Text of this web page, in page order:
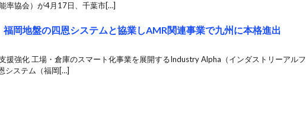
率協会）が4月17日、千葉市[…]
岡地盤の四恩システムと協業しAMR関連事業で九州に本格進出
援強化 工場・倉庫のスマート化事業を展開するIndustry Alpha（インダストリーアルフ
システム（福岡[…]